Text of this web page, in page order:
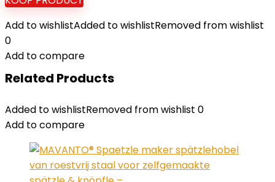
Add to wishlistAdded to wishlistRemoved from wishlist
0
Add to compare
Related Products
Added to wishlistRemoved from wishlist 0
Add to compare